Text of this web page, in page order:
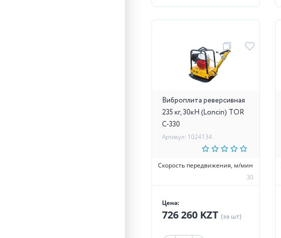
Виброплита реверсивная
235 кг, 30кН (Loncin) TOR
C-330
Артикул: 1024134
Скорость передвижения, м/мин
30
Цена:
726 260 KZT (за шт)